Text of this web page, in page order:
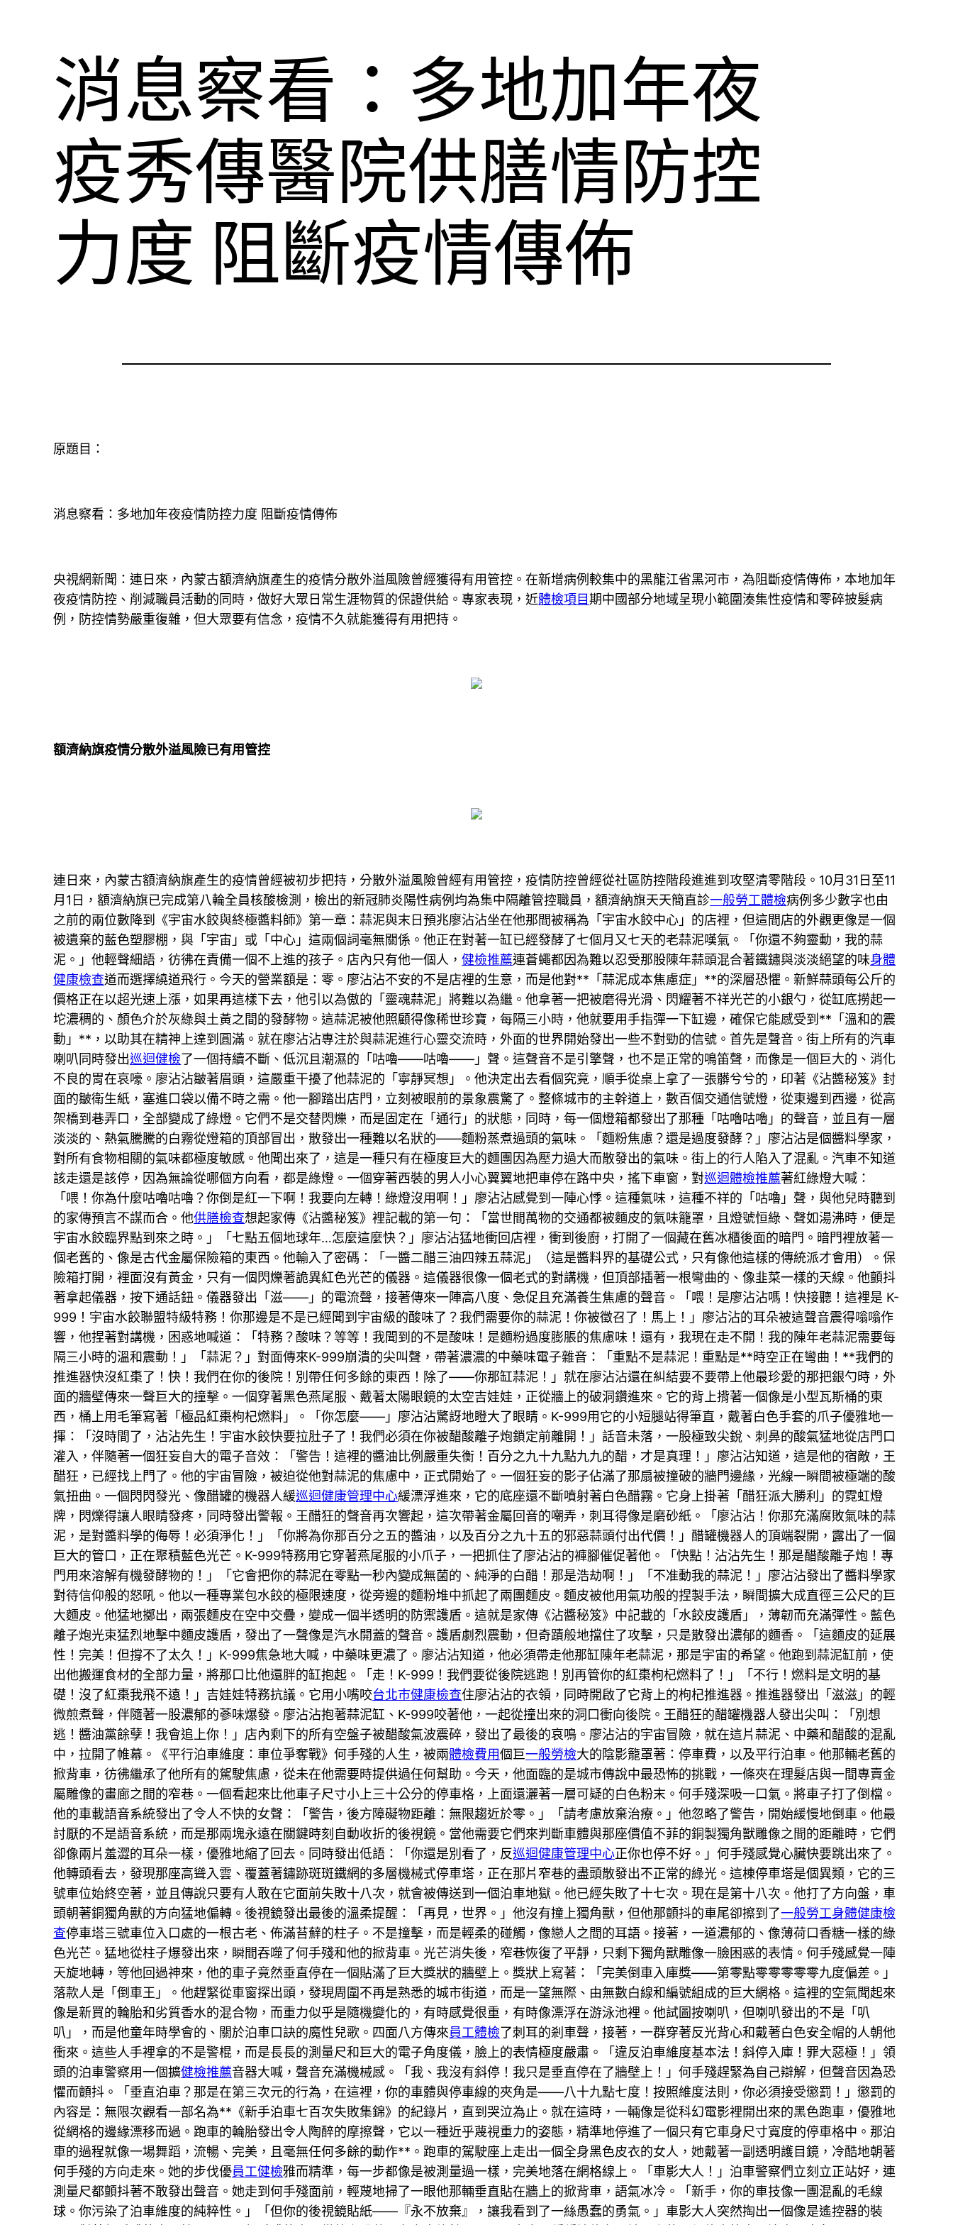
消息察看：多地加年夜
疫秀傳醫院供膳情防控
力度 阻斷疫情傳佈
原題目：
消息察看：多地加年夜疫情防控力度 阻斷疫情傳佈
央視網新聞：連日來，內蒙古額濟納旗產生的疫情分散外溢風險曾經獲得有用管控。在新增病例較集中的黑龍江省黑河市，為阻斷疫情傳佈，本地加年
夜疫情防控、削減職員活動的同時，做好大眾日常生涯物質的保證供給。專家表現，近體檢項目期中國部分地域呈現小範圍湊集性疫情和零碎披髮病
例，防控情勢嚴重復雜，但大眾要有信念，疫情不久就能獲得有用把持。
額濟納旗疫情分散外溢風險已有用管控
連日來，內蒙古額濟納旗產生的疫情曾經被初步把持，分散外溢風險曾經有用管控，疫情防控曾經從社區防控階段進進到攻堅清零階段。10月31日至11
月1日，額濟納旗已完成第八輪全員核酸檢測，檢出的新冠肺炎陽性病例均為集中隔離管控職員，額濟納旗天天簡直診一般勞工體檢病例多少數字也由
之前的兩位數降到《宇宙水餃與終極醬料師》第一章：蒜泥與末日預兆廖沾沾坐在他那間被稱為「宇宙水餃中心」的店裡，但這間店的外觀更像是一個
被遺棄的藍色塑膠棚，與「宇宙」或「中心」這兩個詞毫無關係。他正在對著一缸已經發酵了七個月又七天的老蒜泥嘆氣。「你還不夠靈動，我的蒜
泥。」他輕聲細語，彷彿在責備一個不上進的孩子。店內只有他一個人，健檢推薦連蒼蠅都因為難以忍受那股陳年蒜頭混合著鐵鏽與淡淡絕望的味身體
健康檢查道而選擇繞道飛行。今天的營業額是：零。廖沾沾不安的不是店裡的生意，而是他對**「蒜泥成本焦慮症」**的深層恐懼。新鮮蒜頭每公斤的
價格正在以超光速上漲，如果再這樣下去，他引以為傲的「靈魂蒜泥」將難以為繼。他拿著一把被磨得光滑、閃耀著不祥光芒的小銀勺，從缸底撈起一
坨濃稠的、顏色介於灰綠與土黃之間的發酵物。這蒜泥被他照顧得像稀世珍寶，每隔三小時，他就要用手指彈一下缸邊，確保它能感受到**「溫和的震
動」**，以助其在精神上達到圓滿。就在廖沾沾專注於與蒜泥進行心靈交流時，外面的世界開始發出一些不對勁的信號。首先是聲音。街上所有的汽車
喇叭同時發出巡迴健檢了一個持續不斷、低沉且潮濕的「咕嚕——咕嚕——」聲。這聲音不是引擎聲，也不是正常的鳴笛聲，而像是一個巨大的、消化
不良的胃在哀嚎。廖沾沾皺著眉頭，這嚴重干擾了他蒜泥的「寧靜冥想」。他決定出去看個究竟，順手從桌上拿了一張髒兮兮的，印著《沾醬秘笈》封
面的皺衛生紙，塞進口袋以備不時之需。他一腳踏出店門，立刻被眼前的景象震驚了。整條城市的主幹道上，數百個交通信號燈，從東邊到西邊，從高
架橋到巷弄口，全部變成了綠燈。它們不是交替閃爍，而是固定在「通行」的狀態，同時，每一個燈箱都發出了那種「咕嚕咕嚕」的聲音，並且有一層
淡淡的、熱氣騰騰的白霧從燈箱的頂部冒出，散發出一種難以名狀的——麵粉蒸煮過頭的氣味。「麵粉焦慮？還是過度發酵？」廖沾沾是個醬料學家，
對所有食物相關的氣味都極度敏感。他聞出來了，這是一種只有在極度巨大的麵團因為壓力過大而散發出的氣味。街上的行人陷入了混亂。汽車不知道
該走還是該停，因為無論從哪個方向看，都是綠燈。一個穿著西裝的男人小心翼翼地把車停在路中央，搖下車窗，對巡迴體檢推薦著紅綠燈大喊：
「喂！你為什麼咕嚕咕嚕？你倒是紅一下啊！我要向左轉！綠燈沒用啊！」廖沾沾感覺到一陣心悸。這種氣味，這種不祥的「咕嚕」聲，與他兒時聽到
的家傳預言不謀而合。他供膳檢查想起家傳《沾醬秘笈》裡記載的第一句：「當世間萬物的交通都被麵皮的氣味籠罩，且燈號恒綠、聲如湯沸時，便是
宇宙水餃臨界點到來之時。」「七點五個地球年…怎麼這麼快？」廖沾沾猛地衝回店裡，衝到後廚，打開了一個藏在舊冰櫃後面的暗門。暗門裡放著一
個老舊的、像是古代金屬保險箱的東西。他輸入了密碼：「一醬二醋三油四辣五蒜泥」（這是醬料界的基礎公式，只有像他這樣的傳統派才會用）。保
險箱打開，裡面沒有黃金，只有一個閃爍著詭異紅色光芒的儀器。這儀器很像一個老式的對講機，但頂部插著一根彎曲的、像韭菜一樣的天線。他顫抖
著拿起儀器，按下通話鈕。儀器發出「滋——」的電流聲，接著傳來一陣高八度、急促且充滿養生焦慮的聲音。「喂！是廖沾沾嗎！快接聽！這裡是 K-
999！宇宙水餃聯盟特級特務！你那邊是不是已經聞到宇宙級的酸味了？我們需要你的蒜泥！你被徵召了！馬上！」廖沾沾的耳朵被這聲音震得嗡嗡作
響，他捏著對講機，困惑地喊道：「特務？酸味？等等！我聞到的不是酸味！是麵粉過度膨脹的焦慮味！還有，我現在走不開！我的陳年老蒜泥需要每
隔三小時的溫和震動！」「蒜泥？」對面傳來K-999崩潰的尖叫聲，帶著濃濃的中藥味電子雜音：「重點不是蒜泥！重點是**時空正在彎曲！**我們的
推進器快沒紅棗了！快！我們在你的後院！別帶任何多餘的東西！除了——你那缸蒜泥！」就在廖沾沾還在糾結要不要帶上他最珍愛的那把銀勺時，外
面的牆壁傳來一聲巨大的撞擊。一個穿著黑色燕尾服、戴著太陽眼鏡的太空吉娃娃，正從牆上的破洞鑽進來。它的背上揹著一個像是小型瓦斯桶的東
西，桶上用毛筆寫著「極品紅棗枸杞燃料」。「你怎麼——」廖沾沾驚訝地瞪大了眼睛。K-999用它的小短腿站得筆直，戴著白色手套的爪子優雅地一
揮：「沒時間了，沾沾先生！宇宙水餃快要拉肚子了！我們必須在你被醋酸離子炮鎖定前離開！」話音未落，一股極致尖銳、刺鼻的酸氣猛地從店門口
灌入，伴隨著一個狂妄自大的電子音效：「警告！這裡的醬油比例嚴重失衡！百分之九十九點九九的醋，才是真理！」廖沾沾知道，這是他的宿敵，王
醋狂，已經找上門了。他的宇宙冒險，被迫從他對蒜泥的焦慮中，正式開始了。一個狂妄的影子佔滿了那扇被撞破的牆門邊緣，光線一瞬間被極端的酸
氣扭曲。一個閃閃發光、像醋罐的機器人緩巡迴健康管理中心緩漂浮進來，它的底座還不斷噴射著白色醋霧。它身上掛著「醋狂派大勝利」的霓虹燈
牌，閃爍得讓人眼睛發疼，同時發出警報。王醋狂的聲音再次響起，這次帶著金屬回音的嘲弄，刺耳得像是磨砂紙。「廖沾沾！你那充滿腐敗氣味的蒜
泥，是對醬料學的侮辱！必須淨化！」「你將為你那百分之五的醬油，以及百分之九十五的邪惡蒜頭付出代價！」醋罐機器人的頂端裂開，露出了一個
巨大的管口，正在聚積藍色光芒。K-999特務用它穿著燕尾服的小爪子，一把抓住了廖沾沾的褲腳催促著他。「快點！沾沾先生！那是醋酸離子炮！專
門用來溶解有機發酵物的！」「它會把你的蒜泥在零點一秒內變成無菌的、純淨的白醋！那是浩劫啊！」「不准動我的蒜泥！」廖沾沾發出了醬料學家
對待信仰般的怒吼。他以一種專業包水餃的極限速度，從旁邊的麵粉堆中抓起了兩團麵皮。麵皮被他用氣功般的捏製手法，瞬間擴大成直徑三公尺的巨
大麵皮。他猛地擲出，兩張麵皮在空中交疊，變成一個半透明的防禦護盾。這就是家傳《沾醬秘笈》中記載的「水餃皮護盾」，薄韌而充滿彈性。藍色
離子炮光束猛烈地擊中麵皮護盾，發出了一聲像是汽水開蓋的聲音。護盾劇烈震動，但奇蹟般地擋住了攻擊，只是散發出濃郁的麵香。「這麵皮的延展
性！完美！但撐不了太久！」K-999焦急地大喊，中藥味更濃了。廖沾沾知道，他必須帶走他那缸陳年老蒜泥，那是宇宙的希望。他跑到蒜泥缸前，使
出他搬運食材的全部力量，將那口比他還胖的缸抱起。「走！K-999！我們要從後院逃跑！別再管你的紅棗枸杞燃料了！」「不行！燃料是文明的基
礎！沒了紅棗我飛不遠！」吉娃娃特務抗議。它用小嘴咬台北巿健康檢查住廖沾沾的衣領，同時開啟了它背上的枸杞推進器。推進器發出「滋滋」的輕
微煎煮聲，伴隨著一股濃郁的蔘味爆發。廖沾沾抱著蒜泥缸、K-999咬著他，一起從撞出來的洞口衝向後院。王醋狂的醋罐機器人發出尖叫：「別想
逃！醬油黨餘孽！我會追上你！」店內剩下的所有空盤子被醋酸氣波震碎，發出了最後的哀鳴。廖沾沾的宇宙冒險，就在這片蒜泥、中藥和醋酸的混亂
中，拉開了帷幕。《平行泊車維度：車位爭奪戰》何手殘的人生，被兩體檢費用個巨一般勞檢大的陰影籠罩著：停車費，以及平行泊車。他那輛老舊的
掀背車，彷彿繼承了他所有的駕駛焦慮，從未在他需要時提供過任何幫助。今天，他面臨的是城市傳說中最恐怖的挑戰，一條夾在理髮店與一間專賣金
屬雕像的畫廊之間的窄巷。一個看起來比他車子尺寸小上三十公分的停車格，上面還灑著一層可疑的白色粉末。何手殘深吸一口氣。將車子打了倒檔。
他的車載語音系統發出了令人不快的女聲：「警告，後方障礙物距離：無限趨近於零。」「請考慮放棄治療。」他忽略了警告，開始緩慢地倒車。他最
討厭的不是語音系統，而是那兩塊永遠在關鍵時刻自動收折的後視鏡。當他需要它們來判斷車體與那座價值不菲的銅製獨角獸雕像之間的距離時，它們
卻像兩片羞澀的耳朵一樣，優雅地縮了回去。同時發出低語：「你還是別看了，反巡迴健康管理中心正你也停不好。」何手殘感覺心臟快要跳出來了。
他轉頭看去，發現那座高聳入雲、覆蓋著鏽跡斑斑鐵網的多層機械式停車塔，正在那片窄巷的盡頭散發出不正常的綠光。這棟停車塔是個異類，它的三
號車位始終空著，並且傳說只要有人敢在它面前失敗十八次，就會被傳送到一個泊車地獄。他已經失敗了十七次。現在是第十八次。他打了方向盤，車
頭朝著銅獨角獸的方向猛地偏轉。後視鏡發出最後的溫柔提醒：「再見，世界。」他沒有撞上獨角獸，但他那顫抖的車尾卻擦到了一般勞工身體健康檢
查停車塔三號車位入口處的一根古老、佈滿苔蘚的柱子。不是撞擊，而是輕柔的碰觸，像戀人之間的耳語。接著，一道濃郁的、像薄荷口香糖一樣的綠
色光芒。猛地從柱子爆發出來，瞬間吞噬了何手殘和他的掀背車。光芒消失後，窄巷恢復了平靜，只剩下獨角獸雕像一臉困惑的表情。何手殘感覺一陣
天旋地轉，等他回過神來，他的車子竟然垂直停在一個貼滿了巨大獎狀的牆壁上。獎狀上寫著：「完美倒車入庫獎——第零點零零零零零九度偏差。」
落款人是「倒車王」。他趕緊從車窗探出頭，發現周圍不再是熟悉的城市街道，而是一望無際、由無數白線和編號組成的巨大網格。這裡的空氣聞起來
像是新買的輪胎和劣質香水的混合物，而重力似乎是隨機變化的，有時感覺很重，有時像漂浮在游泳池裡。他試圖按喇叭，但喇叭發出的不是「叭
叭」，而是他童年時學會的、關於泊車口訣的魔性兒歌。四面八方傳來員工體檢了刺耳的剎車聲，接著，一群穿著反光背心和戴著白色安全帽的人朝他
衝來。這些人手裡拿的不是警棍，而是長長的測量尺和巨大的電子角度儀，臉上的表情極度嚴肅。「違反泊車維度基本法！斜停入庫！罪大惡極！」領
頭的泊車警察用一個擴健檢推薦音器大喊，聲音充滿機械感。「我、我沒有斜停！我只是垂直停在了牆壁上！」何手殘趕緊為自己辯解，但聲音因為恐
懼而顫抖。「垂直泊車？那是在第三次元的行為，在這裡，你的車體與停車線的夾角是——八十九點七度！按照維度法則，你必須接受懲罰！」懲罰的
內容是：無限次觀看一部名為**《新手泊車七百次失敗集錦》的紀錄片，直到哭泣為止。就在這時，一輛像是從科幻電影裡開出來的黑色跑車，優雅地
從網格的邊緣漂移而過。跑車的輪胎發出令人陶醉的摩擦聲，它以一種近乎蔑視重力的姿態，精準地停進了一個只有它車身尺寸寬度的停車格中。那泊
車的過程就像一場舞蹈，流暢、完美，且毫無任何多餘的動作**。跑車的駕駛座上走出一個全身黑色皮衣的女人，她戴著一副透明護目鏡，冷酷地朝著
何手殘的方向走來。她的步伐優員工健檢雅而精準，每一步都像是被測量過一樣，完美地落在網格線上。「車影大人！」泊車警察們立刻立正站好，連
測量尺都顫抖著不敢發出聲音。她走到何手殘面前，輕蔑地掃了一眼他那輛垂直貼在牆上的掀背車，語氣冰冷。「新手，你的車技像一團混亂的毛線
球。你污染了泊車維度的純粹性。」「但你的後視鏡貼紙——『永不放棄』，讓我看到了一絲愚蠢的勇氣。」車影大人突然掏出一個像是遙控器的裝